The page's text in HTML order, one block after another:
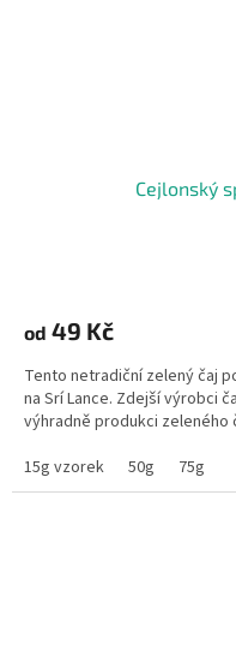
Cejlonský
od 49 Kč
Tento netradiční zelený čaj
na Srí Lance. Zdejší výrobci
výhradně produkci zeleného
15g vzorek
50g 75g